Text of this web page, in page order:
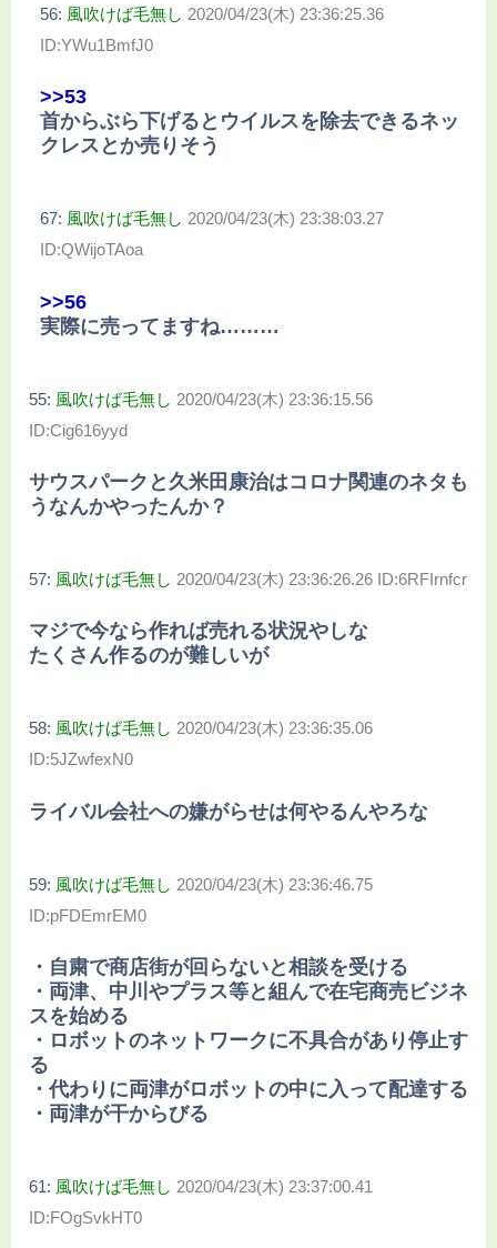
56: 風吹けば毛無し 2020/04/23(木) 23:36:25.36
ID:YWu1BmfJ0
>>53
首からぶら下げるとウイルスを除去できるネッ
クレスとか売りそう
67: 風吹けば毛無し 2020/04/23(木) 23:38:03.27
ID:QWijoTAoa
>>56
実際に売ってますね………
55: 風吹けば毛無し 2020/04/23(木) 23:36:15.56
ID:Cig616yyd
サウスパークと久米田康治はコロナ関連のネタも
うなんかやったんか？
57: 風吹けば毛無し 2020/04/23(木) 23:36:26.26 ID:6RFIrnfcr
マジで今なら作れば売れる状況やしな
たくさん作るのが難しいが
58: 風吹けば毛無し 2020/04/23(木) 23:36:35.06
ID:5JZwfexN0
ライバル会社への嫌がらせは何やるんやろな
59: 風吹けば毛無し 2020/04/23(木) 23:36:46.75
ID:pFDEmrEM0
・自粛で商店街が回らないと相談を受ける
・両津、中川やプラス等と組んで在宅商売ビジネ
スを始める
・ロボットのネットワークに不具合があり停止す
る
・代わりに両津がロボットの中に入って配達する
・両津が干からびる
61: 風吹けば毛無し 2020/04/23(木) 23:37:00.41
ID:FOgSvkHT0